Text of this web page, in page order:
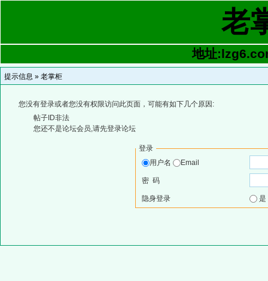
老
地址
提示信息 » 老掌柜
您没有登录或者您没有权限访问此页面，可能有如下几个原因:
帖子ID非法
您还不是论坛会员,请先登录论坛
登录
用户名
Email
密 码
隐身登录